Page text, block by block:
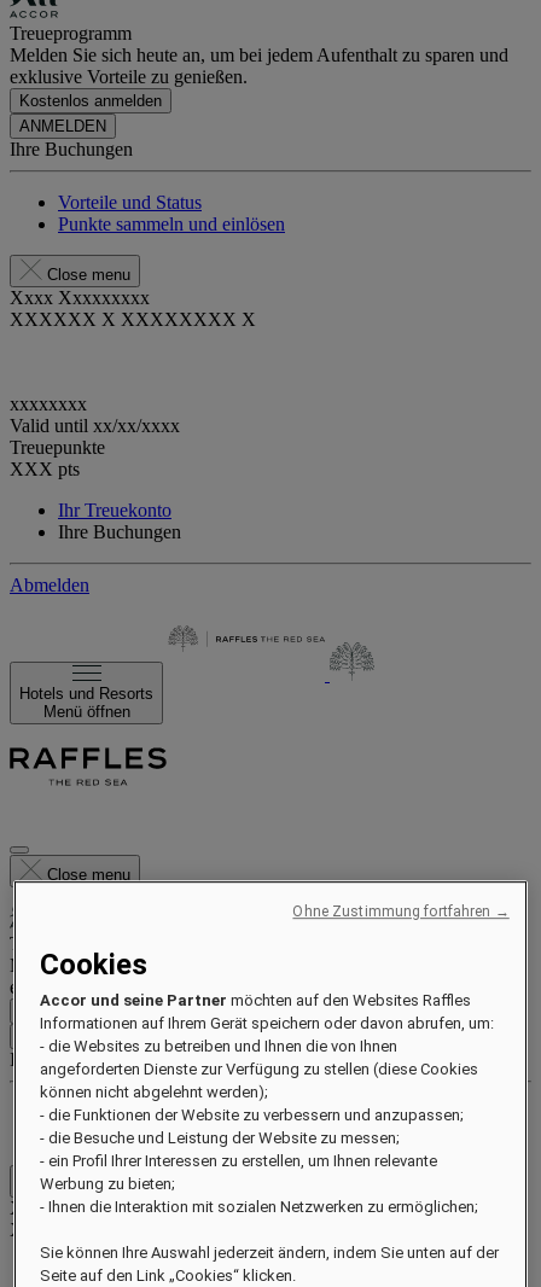
Treueprogramm
Melden Sie sich heute an, um bei jedem Aufenthalt zu sparen und
exklusive Vorteile zu genießen.
Kostenlos anmelden
ANMELDEN
Ihre Buchungen
Vorteile und Status
Punkte sammeln und einlösen
Close menu
Xxxx Xxxxxxxxx
XXXXXX X XXXXXXXX X
xxxxxxxx
Valid until xx/xx/xxxx
Treuepunkte
XXX pts
Ihr Treuekonto
Ihre Buchungen
Abmelden
Hotels und Resorts
Menü öffnen
Close menu
Treueprogramm
Melden Sie sich heute an, um bei jedem Aufenthalt zu sparen und
exklusive Vorteile zu genießen.
Kostenlos anmelden
ANMELDEN
Ihre Buchungen
Vorteile und Status
Punkte sammeln und einlösen
Close menu
Xxxx Xxxxxxxxx
XXXXXX X XXXXXXXX X
Cookies
Accor und seine Partner möchten auf den Websites Raffles
Informationen auf Ihrem Gerät speichern oder davon abrufen, um:
- die Websites zu betreiben und Ihnen die von Ihnen
angeforderten Dienste zur Verfügung zu stellen (diese Cookies
können nicht abgelehnt werden);
- die Funktionen der Website zu verbessern und anzupassen;
- die Besuche und Leistung der Website zu messen;
- ein Profil Ihrer Interessen zu erstellen, um Ihnen relevante
Werbung zu bieten;
- Ihnen die Interaktion mit sozialen Netzwerken zu ermöglichen;
Sie können Ihre Auswahl jederzeit ändern, indem Sie unten auf der
Seite auf den Link „Cookies“ klicken.
Ohne Zustimmung fortfahren →